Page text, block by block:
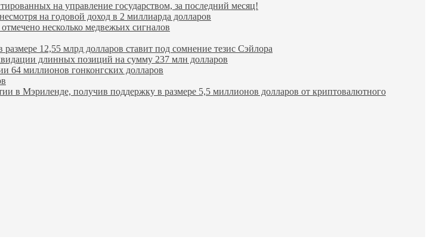
на управление государством, за последний месяц!
на годовой доход в 2 миллиарда долларов
несколько медвежьих сигналов
12,55 млрд долларов ставит под сомнение тезис Сэйлора
длинных позиций на сумму 237 млн долларов
64 миллионов гонконгских долларов
в Мэриленде, получив поддержку в размере 5,5 миллионов долларов от криптовалютного